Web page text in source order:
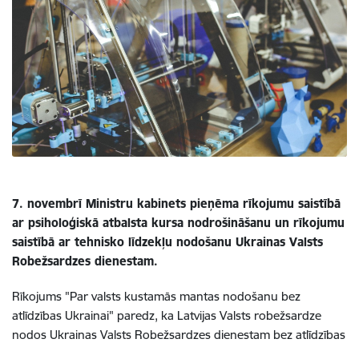
7. novembrī Ministru kabinets pieņēma rīkojumu saistībā
ar psiholoģiskā atbalsta kursa nodrošināšanu un rīkojumu
saistībā ar tehnisko līdzekļu nodošanu Ukrainas Valsts
Robežsardzes dienestam.
Rīkojums "Par valsts kustamās mantas nodošanu bez
atlīdzības Ukrainai" paredz, ka Latvijas Valsts robežsardze
nodos Ukrainas Valsts Robežsardzes dienestam bez atlīdzības